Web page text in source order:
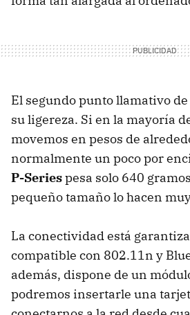
El segundo punto llamativo
su ligereza. Si en la mayoría
movemos en pesos de
normalmente un poco por
P-Seriespesa solo 640
pequeño tamaño lo hacen
La conectividad está
compatible con 802.11n y
además, dispone de un
podremos insertarle una